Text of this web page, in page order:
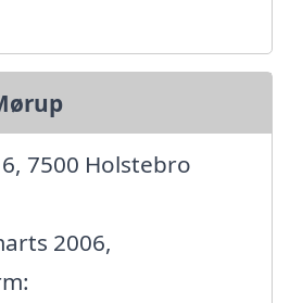
7500 Holstebro
2006,